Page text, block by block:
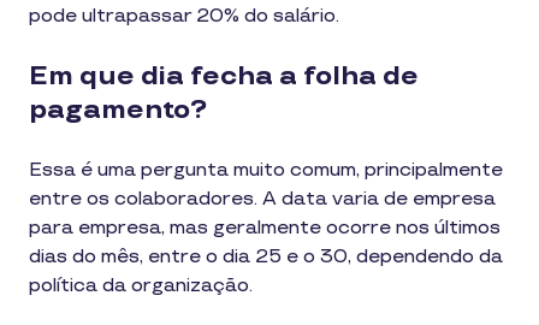
pode ultrapassar 20% do salário.
Em que dia fecha a folha de
pagamento?
Essa é uma pergunta muito comum, principalmente
entre os colaboradores. A data varia de empresa
para empresa, mas geralmente ocorre nos últimos
dias do mês, entre o dia 25 e o 30, dependendo da
política da organização.